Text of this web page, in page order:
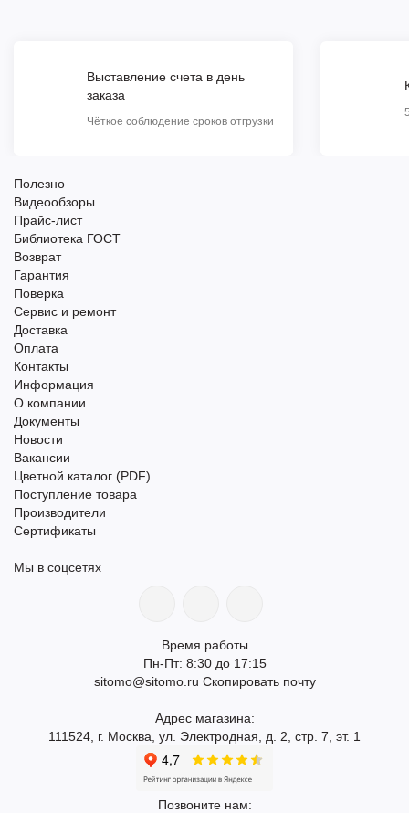
Выставление счета в день
заказа
Чёткое соблюдение сроков отгрузки
Полезно
Видеообзоры
Прайс-лист
Библиотека ГОСТ
Возврат
Гарантия
Поверка
Сервис и ремонт
Доставка
Оплата
Контакты
Информация
О компании
Документы
Новости
Вакансии
Цветной каталог (PDF)
Поступление товара
Производители
Сертификаты
Мы в соцсетях
Время работы
Пн-Пт: 8:30 до 17:15
sitomo@sitomo.ru Скопировать почту
Адрес магазина:
111524, г. Москва, ул. Электродная, д. 2, стр. 7, эт. 1
Позвоните нам: